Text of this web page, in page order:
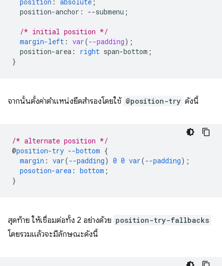
position : absolute ;
position-anchor : --submenu ;
/* initial position */
margin-left : var(--padding);
position-area : right span-bottom ;
}
จากนั้นตั้งค่าตำแหน่งยึดสำรองโดยใช้ @position-try ดังนี้
/* alternate position */
@position-try --bottom {
margin : var(--padding) 0 0 var(--padding);
posotion-area : bottom ;
}
สุดท้าย ให้เชื่อมต่อทั้ง 2 อย่างด้วย position-try-fallbacks
โดยรวมแล้วจะมีลักษณะดังนี้